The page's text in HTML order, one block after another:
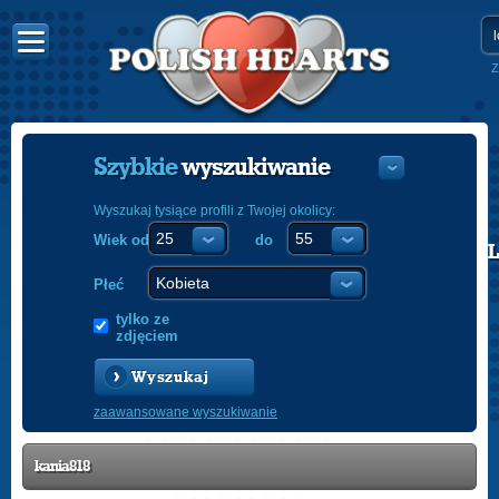
POLISH
Szybkiewyszukiwanie
Wyszukaj tysiące profili z Twojej okolicy:
Wiek od do
Płeć
tylko ze
zdjęciem
Wyszukaj
zaawansowane wyszukiwanie
kania818